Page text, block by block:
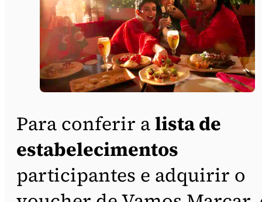
Para conferir alista de
estabelecimentos
participantes e adquirir o